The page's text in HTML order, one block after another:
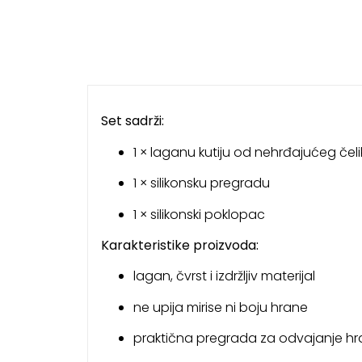
Set sadrži:
1 × laganu kutiju od nehrđajućeg
1 × silikonsku pregradu
1 × silikonski poklopac
Karakteristike proizvoda:
lagan, čvrst i izdržljiv materijal
ne upija mirise ni boju hrane
praktična pregrada za odvajanje